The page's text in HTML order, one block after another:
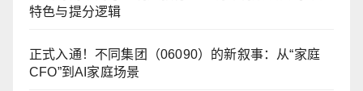
特色与提分逻辑
正式入通！不同集团（06090）的新叙事：从“家庭
CFO”到AI家庭场景